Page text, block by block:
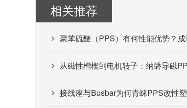
相关推荐
聚苯硫醚（PPS）有何性能优势？
从磁性槽楔到电机转子：纳磐导磁
接线座与Busbar为何青睐PPS改性